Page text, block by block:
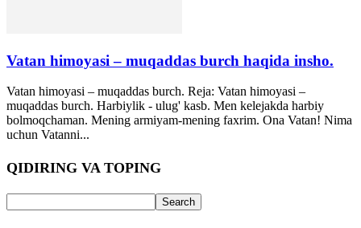
Vatan himoyasi – muqaddas burch haqida insho.
Vatan himoyasi – muqaddas burch. Reja: Vatan himoyasi –
muqaddas burch. Harbiylik - ulug' kasb. Men kelejakda harbiy
bolmoqchaman. Mening armiyam-mening faxrim. Ona Vatan! Nima
uchun Vatanni...
QIDIRING VA TOPING